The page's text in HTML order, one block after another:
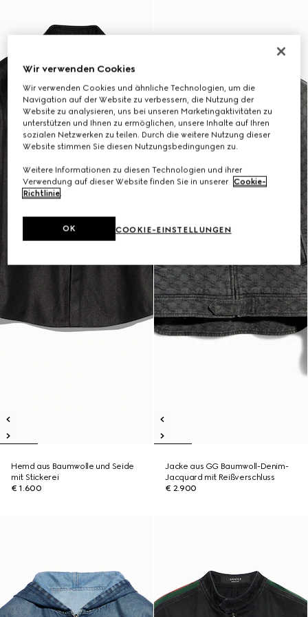
Hemd aus Baumwolle und Seide
mit Stickerei
€ 1.600
Jacke aus GG Baumwoll-Denim-
Jacquard mit Reißverschluss
€ 2.900
Wir verwenden Cookies
Wir verwenden Cookies und ähnliche Technologien, um die
Navigation auf der Website zu verbessern, die Nutzung der
Website zu analysieren, uns bei unseren Marketingaktivitäten zu
unterstützen und Ihnen zu ermöglichen, unsere Inhalte auf Ihren
sozialen Netzwerken zu teilen. Durch die weitere Nutzung dieser
Website stimmen Sie diesen Nutzungsbedingungen zu.
Weitere Informationen zu diesen Technologien und ihrer
Verwendung auf dieser Website finden Sie in unserer Cookie-
Richtlinie.
COOKIE-EINSTELLUNGEN
OK